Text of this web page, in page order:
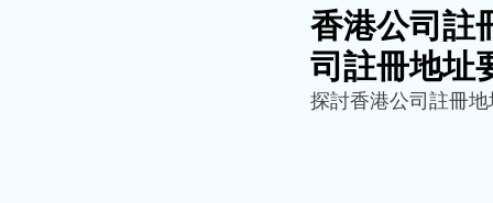
香港公司註
司註冊地址
探討香港公司註冊